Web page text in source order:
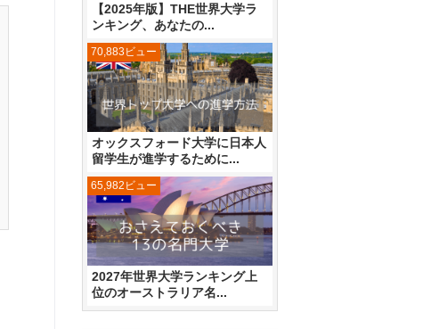
【2025年版】THE世界大学ラ
ンキング、あなたの...
オックスフォード大学に日本人
留学生が進学するために...
70,883ビュー
2027年世界大学ランキング上
位のオーストラリア名...
65,982ビュー